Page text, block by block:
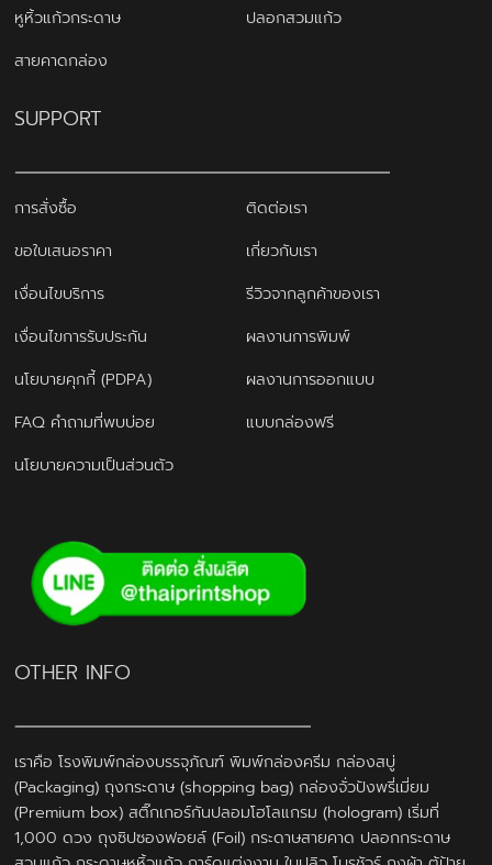
หูหิ้วแก้วกระดาษ
ปลอกสวมแก้ว
สายคาดกล่อง
SUPPORT
การสั่งซื้อ
ติดต่อเรา
ขอใบเสนอราคา
เกี่ยวกับเรา
เงื่อนไขบริการ
รีวิวจากลูกค้าของเรา
เงื่อนไขการรับประกัน
ผลงานการพิมพ์
นโยบายคุกกี้ (PDPA)
ผลงานการออกแบบ
FAQ คำถามที่พบบ่อย
แบบกล่องฟรี
นโยบายความเป็นส่วนตัว
OTHER INFO
เราคือ โรงพิมพ์กล่องบรรจุภัณฑ์ พิมพ์กล่องครีม กล่องสบู่
(Packaging) ถุงกระดาษ (shopping bag) กล่องจั่วปังพรี่เมี่ยม
(Premium box) สติ๊กเกอร์กันปลอมโฮโลแกรม (hologram) เริ่มที่
1,000 ดวง ถุงซิปซองฟอยล์ (Foil) กระดาษสายคาด ปลอกกระดาษ